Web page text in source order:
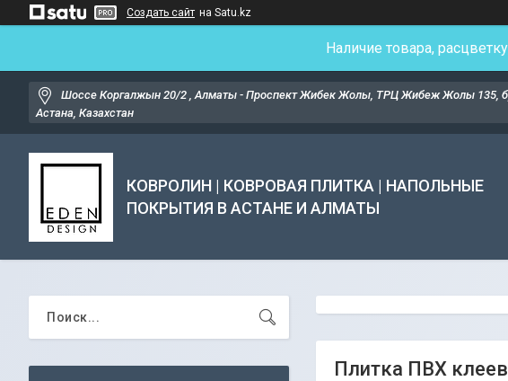
Создать сайт на Satu.kz
Наличие товара,
Шоссе Коргалжын 20/2 , Алматы - Проспект Жибек Жолы, ТРЦ Жибеж Жолы 135,
Астана, Казахстан
КОВРОЛИН | КОВРОВАЯ ПЛИТКА | НАПОЛЬНЫЕ
ПОКРЫТИЯ В АСТАНЕ И АЛМАТЫ
Плитка ПВХ